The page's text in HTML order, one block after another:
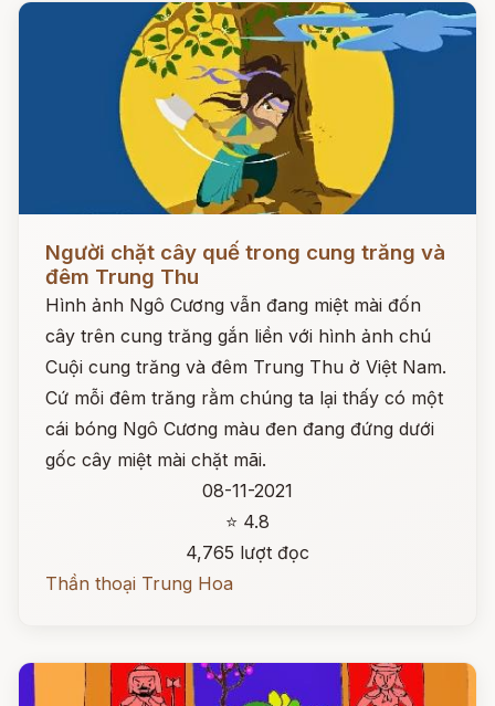
Người chặt cây quế trong cung trăng và
đêm Trung Thu
Hình ảnh Ngô Cương vẫn đang miệt mài đốn
cây trên cung trăng gắn liền với hình ảnh chú
Cuội cung trăng và đêm Trung Thu ở Việt Nam.
Cứ mỗi đêm trăng rằm chúng ta lại thấy có một
cái bóng Ngô Cương màu đen đang đứng dưới
gốc cây miệt mài chặt mãi.
08-11-2021
⭐ 4.8
4,765 lượt đọc
Thần thoại Trung Hoa